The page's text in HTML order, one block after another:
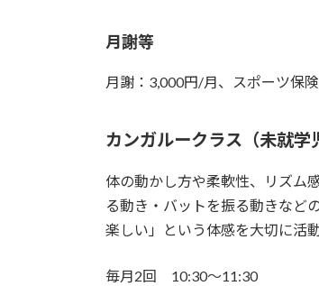
月謝等
月謝：3,000円/月、スポーツ保
カンガルークラス（未就学
体の動かし方や柔軟性、リズム
る動き・バットを振る動きなど
楽しい」という体感を大切に活動
毎月2回 10:30〜11:30